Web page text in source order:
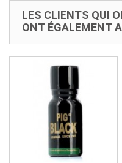
LES CLIENTS QUI
ONT ÉGALEMENT